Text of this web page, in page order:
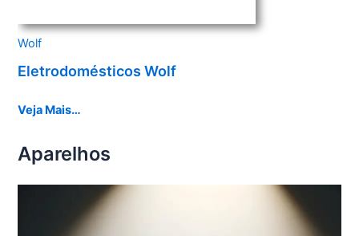
Wolf
Eletrodomésticos Wolf
Veja Mais…
Aparelhos